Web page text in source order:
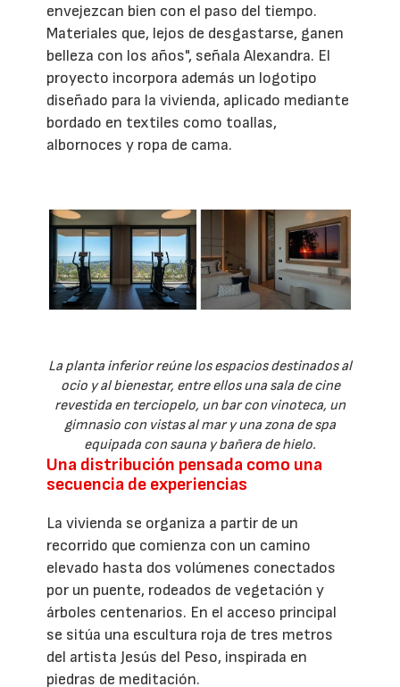
envejezcan bien con el paso del tiempo.
Materiales que, lejos de desgastarse, ganen
belleza con los años", señala Alexandra. El
proyecto incorpora además un logotipo
diseñado para la vivienda, aplicado mediante
bordado en textiles como toallas,
albornoces y ropa de cama.
La planta inferior reúne los espacios destinados al
ocio y al bienestar, entre ellos una sala de cine
revestida en terciopelo, un bar con vinoteca, un
gimnasio con vistas al mar y una zona de spa
equipada con sauna y bañera de hielo.
Una distribución pensada como una
secuencia de experiencias
La vivienda se organiza a partir de un
recorrido que comienza con un camino
elevado hasta dos volúmenes conectados
por un puente, rodeados de vegetación y
árboles centenarios. En el acceso principal
se sitúa una escultura roja de tres metros
del artista Jesús del Peso, inspirada en
piedras de meditación.